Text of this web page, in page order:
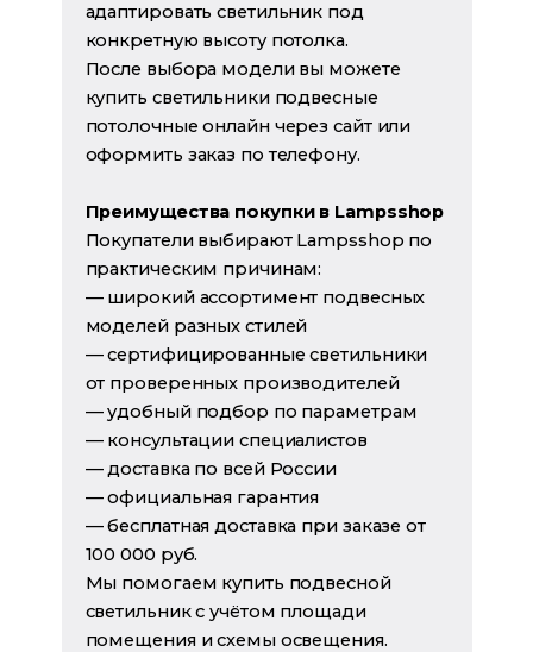
адаптировать светильник под
конкретную высоту потолка.
После выбора модели вы можете
купить светильники подвесные
потолочные онлайн через сайт или
оформить заказ по телефону.
Преимущества покупки в Lampsshop
Покупатели выбирают Lampsshop по
практическим причинам:
— широкий ассортимент подвесных
моделей разных стилей
— сертифицированные светильники
от проверенных производителей
— удобный подбор по параметрам
— консультации специалистов
— доставка по всей России
— официальная гарантия
— бесплатная доставка при заказе от
100 000 руб.
Мы помогаем купить подвесной
светильник с учётом площади
помещения и схемы освещения.